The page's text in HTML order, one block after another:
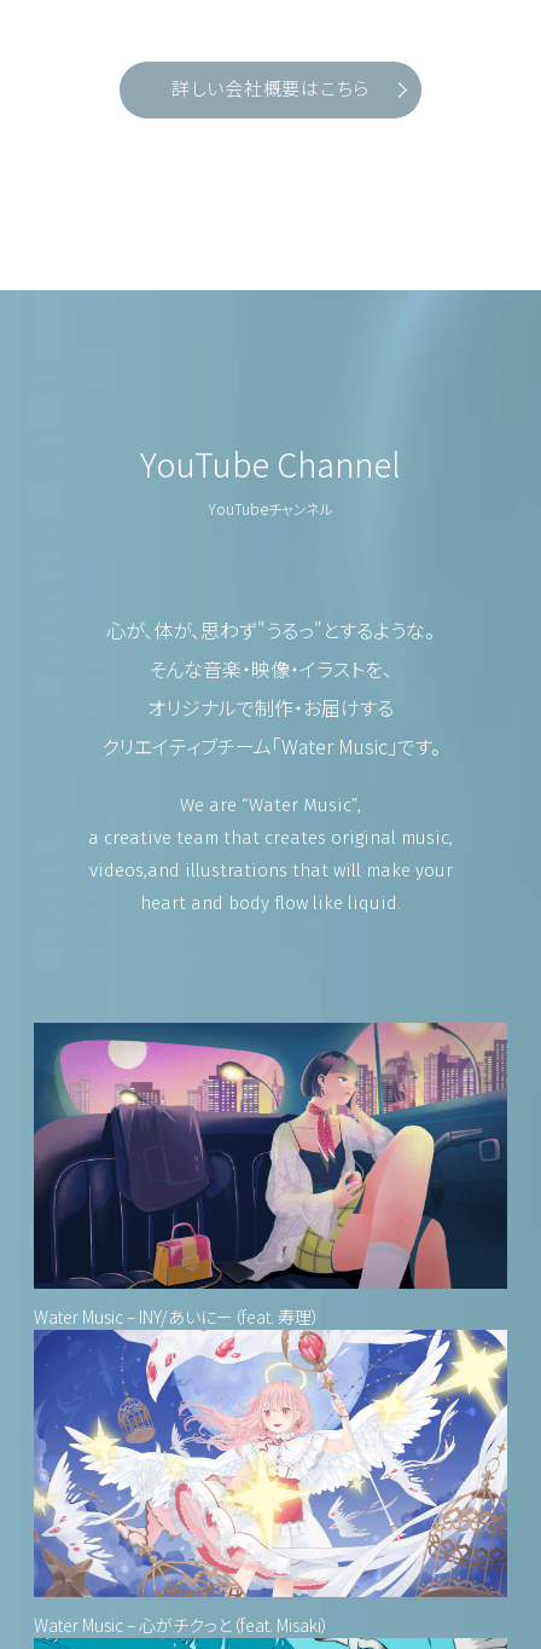
詳しい会社概要はこちら
YouTube Channel
YouTubeチャンネル
心が、体が、思わず"うるっ"とするような。
そんな音楽・映像・イラストを、
オリジナルで制作・お届けする
クリエイティブチーム「Water Music」です。
We are “Water Music”,
a creative team that creates original music,
videos,and illustrations that will make your
heart and body flow like liquid.
Water Music – INY/あいにー（feat. 寿理）
Water Music – 心がチクっと（feat. Misaki）